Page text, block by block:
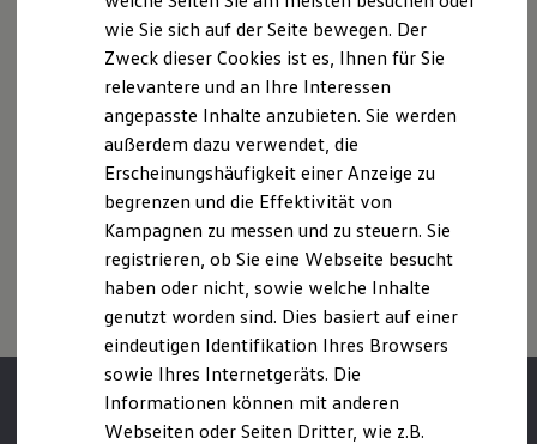
Fahrerassistenz- und Sicherheitssysteme
Kontrollleuchten
Kurzfahrprofile und Ölverdünnung
XTL-Dieselkraftstoff
Ersatzteile und Betriebsflüssigkeiten
Original Zubehör und Lifestyle Produkte
myVolkswagen
myVolkswagen Business
Elektrisch & Autonom
Elektro - & Hybridfahrzeuge
Unser Ansatz
Klimafreundlicher Strom
Reichweite & Ladelösungen
Reichweitensimulator
Ladezeitensimulator
Ladelösungen für Privatkunden
Ladelösungen für Gewerbekunden
Wallbox und Ladekabel
Stromverbrauch, die CO₂-Emissionen und die
Fahrleistungswerte eines Fahrzeugs beeinflussen.
den offiziellen spezifischen CO₂-Emissionen neuer
Personenkraftwagen können dem „Leitfaden über den
Kraftstoffverbrauch, die CO₂-Emissionen und den
Stromverbrauch neuer Personenkraftwagen“ entnommen
werden, der an allen Verkaufsstellen und bei der DAT
Deutsche Automobil Treuhand GmbH, Hellmuth-Hirth-Str. 1, D-
73760 Ostfildern oder unter
www.dat.de/co2 erhältlich ist.
wie Sie sich auf der Seite bewegen. Der
Zweck dieser Cookies ist es, Ihnen für Sie
relevantere und an Ihre Interessen
angepasste Inhalte anzubieten. Sie werden
außerdem dazu verwendet, die
Erscheinungshäufigkeit einer Anzeige zu
begrenzen und die Effektivität von
Kampagnen zu messen und zu steuern. Sie
registrieren, ob Sie eine Webseite besucht
haben oder nicht, sowie welche Inhalte
genutzt worden sind. Dies basiert auf einer
eindeutigen Identifikation Ihres Browsers
sowie Ihres Internetgeräts. Die
Informationen können mit anderen
Webseiten oder Seiten Dritter, wie z.B.